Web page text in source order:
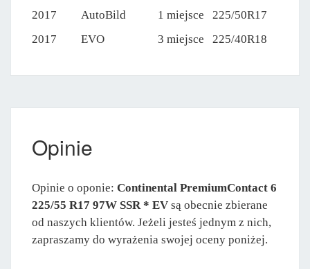
2017
AutoBild 1 miejsce
225/50R17
2017
EVO 3 miejsce 225/40R18
Opinie
Opinie o oponie: Continental PremiumContact 6
225/55 R17 97W SSR * EV są obecnie zbierane
od naszych klientów. Jeżeli jesteś jednym z nich,
zapraszamy do wyrażenia swojej oceny poniżej.